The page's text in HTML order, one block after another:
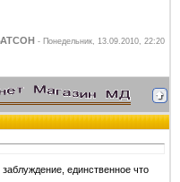
- Понедельник, 13.09.2010, 22:20
единственное что